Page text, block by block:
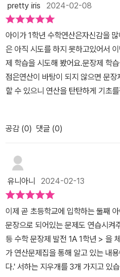
단원 마무리, 실략 평가로 실력 확인
위와 같아요.​아이와 1일차 문제 풀기
기 때문인지, 색깔도 그림도 아낌없
만큼 더 큰 수, 1만큼 더 작은 수- 몇
를 했답니다.준비하는 페이지에서는
문장제 연습하기에서는 문제를 읽으
제라 그런지 문제 풀기는 빨리 하더
것 구하기는 잠시 헷갈리는 부분이
바로 정답을 찾아갔어요.문제 난이도
니다.정답지는 맨 뒤에 있는데, 책에
돼있지, 했는데, 본책에서 쉽게 분리
덜렁거리다 정답지가 쑥 빠지는 경우
사람만 분리할 수 있는 편의성이 있
도 있어서 편리합니다.아이와 1일차
해 1학년 교재로 풀기를 잘한 것 같
고 문장제 문제도 쉽게 풀 수 있도록
등수학문제집 #비상교육 #수학문장
pretty iris 2024-02-08
아이가 1학년 수학연산은자신감을
은 아직 시도를 하지 못하고있어서
제 학습을 시도해 봤어요.문장제 학
점은연산이 바탕이 되지 않으면 문
할 수 있으니 연산을 탄탄하게 기초
로문제해결력을 키워준다고 해요.문
한건 문제를 읽고구하고자하는 문제
해요.저희아이처럼 이제 초등학교
들은처음엔 문제를 읽고무엇을 구하
풀이가익숙해질 수 있을거라 생각해
학습지는한 페이지에 한문제이지만
야하는지 한줄 한줄아이들이 답을
무 마음에 들었어요.처음엔 한 장도
순간 1일 분량(3장)을 거뜬하게 풀더
장제 학습을완자 공부력으로 연습하
능력이높아질꺼 같아요~※비상교재
공감 (0) 댓글 (0)
유니아니 2024-02-13
이제 곧 초등학교에 입학하는 둘째
문장으로 되어있는 문제도 연습시켜
등 수학 문장제 발전 1A 1학년 > 을
가 연산문제집을 통해 알고 있는 내
다.' 서하는 지우개를 3개 가지고 있